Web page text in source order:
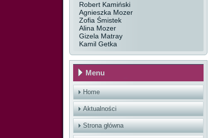
Robert Kamiński
Agnieszka Mozer
Zofia Śmistek
Alina Mozer
Gizela Matray
Kamil Getka
Menu
Home
Aktualności
Strona główna